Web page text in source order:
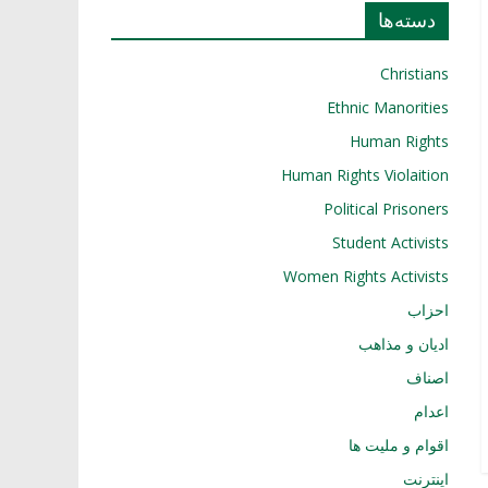
دسته‌ها
Christians
Ethnic Manorities
Human Rights
Human Rights Violaition
Political Prisoners
Student Activists
Women Rights Activists
احزاب
ادیان و مذاهب
اصناف
اعدام
اقوام و ملیت ها
اینترنت